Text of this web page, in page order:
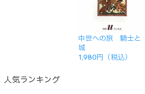
中世への旅 騎士と
城
1,980円（税込）
人気ランキング